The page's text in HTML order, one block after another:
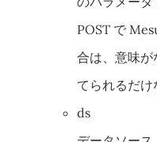
POST で
合は、意味
てられるだけ
ds